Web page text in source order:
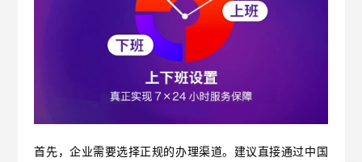
首先，企业需要选择正规的办理渠道。建议直接通过中国